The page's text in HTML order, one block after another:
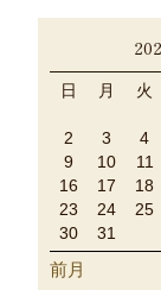
日 月 火
2
3 4
9
10 11
16
17 18
23
24 25
30
31
前月